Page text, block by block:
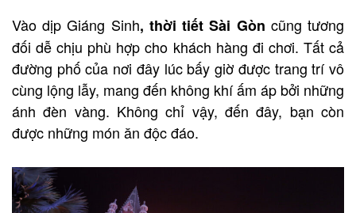
Vào dịp Giáng Sinh, thời tiết Sài Gòn cũng tương
đối dễ chịu phù hợp cho khách hàng đi chơi. Tất cả
đường phố của nơi đây lúc bấy giờ được trang trí vô
cùng lộng lẫy, mang đến không khí ấm áp bởi những
ánh đèn vàng. Không chỉ vậy, đến đây, bạn còn
được những món ăn độc đáo.